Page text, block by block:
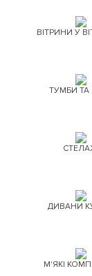
ВІТРИНИ У
ТУМБИ ТА
ДИВАНИ
М'ЯКІ